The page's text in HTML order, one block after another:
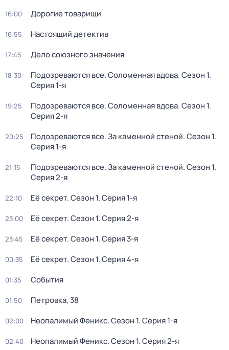
16:00 Дорогие товарищи
16:55 Настоящий детектив
17:45 Дело союзного значения
18:30 Подозреваются все. Соломенная вдова. Сезон 1.
Серия 1-я
19:25 Подозреваются все. Соломенная вдова. Сезон 1.
Серия 2-я
20:25 Подозреваются все. За каменной стеной. Сезон 1.
Серия 1-я
21:15 Подозреваются все. За каменной стеной. Сезон 1.
Серия 2-я
22:10 Её секрет. Сезон 1. Серия 1-я
23:00 Её секрет. Сезон 1. Серия 2-я
23:45 Её секрет. Сезон 1. Серия 3-я
00:35 Её секрет. Сезон 1. Серия 4-я
01:35 События
01:50 Петровка, 38
02:00 Неопалимый Феникс. Сезон 1. Серия 1-я
02:40 Неопалимый Феникс. Сезон 1. Серия 2-я